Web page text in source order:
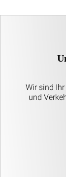
Wir sind
und